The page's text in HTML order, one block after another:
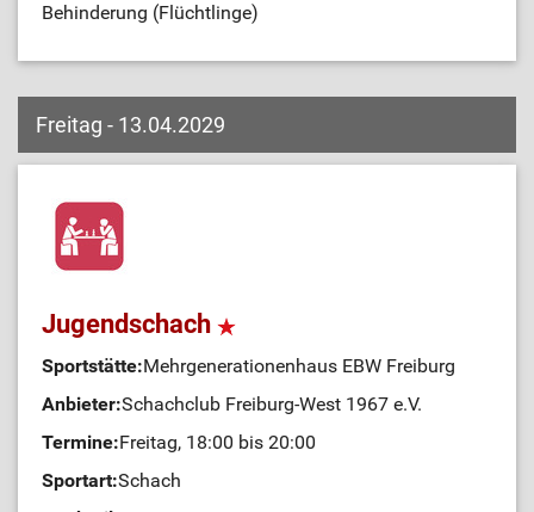
Behinderung (Flüchtlinge)
Freitag - 13.04.2029
Jugendschach
Sportstätte:Mehrgenerationenhaus EBW Freiburg
Anbieter:Schachclub Freiburg-West 1967 e.V.
Termine:Freitag, 18:00 bis 20:00
Sportart:Schach